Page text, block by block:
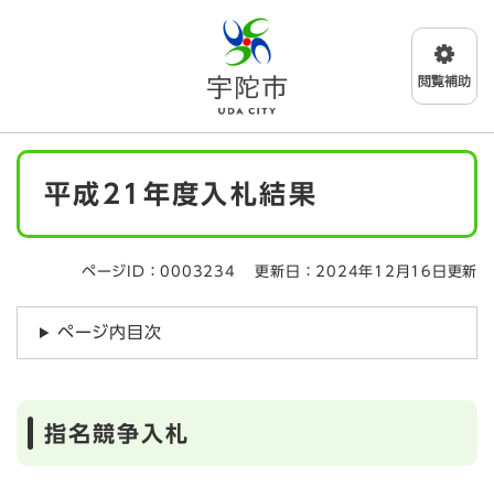
メニューを飛ばして本文へ
本
平成21年度入札結果
ページID：0003234 更新日：2024年12月16日更新
ページ内目次
指名競争入札